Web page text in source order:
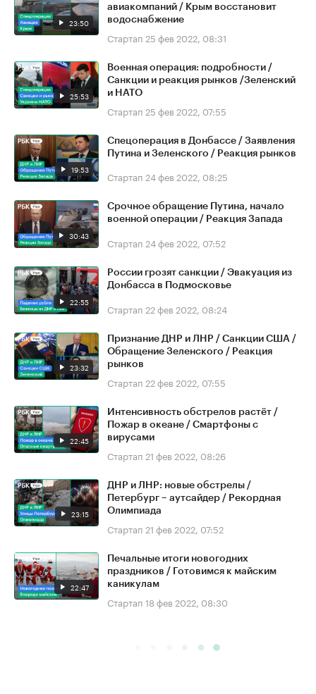
23:50
авиакомпаний / Крым восстановит
водоснабжение
Стартап 25 фев 2022, 08:31
25:53
Военная операция: подробности /
Санкции и реакция рынков /Зеленский
и НАТО
Стартап 25 фев 2022, 07:55
19:53
Спецоперация в Донбассе / Заявления
Путина и Зеленского / Реакция рынков
Стартап 24 фев 2022, 08:25
30:43
Срочное обращение Путина, начало
военной операции / Реакция Запада
Стартап 24 фев 2022, 07:52
22:55
России грозят санкции / Эвакуация из
Донбасса в Подмосковье
Стартап 22 фев 2022, 08:24
23:32
Признание ДНР и ЛНР / Санкции США /
Обращение Зеленского / Реакция
рынков
Стартап 22 фев 2022, 07:55
22:45
Интенсивность обстрелов растёт /
Пожар в океане / Смартфоны с
вирусами
Стартап 21 фев 2022, 08:26
23:15
ДНР и ЛНР: новые обстрелы /
Петербург – аутсайдер / Рекордная
Олимпиада
Стартап 21 фев 2022, 07:52
22:47
Печальные итоги новогодних
праздников / Готовимся к майским
каникулам
Стартап 18 фев 2022, 08:30